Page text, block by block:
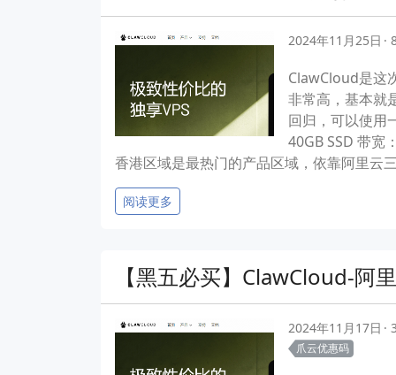
2024年11月25日
ClawCloud是这
非常高，基本就
回归，可以使用
40GB SSD 带宽
香港区域是最热门的产品区域，依靠阿里云
阅读更多
【黑五必买】ClawCloud-阿
2024年11月17日
爪云优惠码